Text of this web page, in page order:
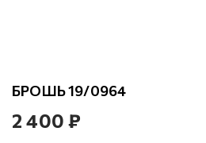
БРОШЬ 19/0964
2 400 ₽